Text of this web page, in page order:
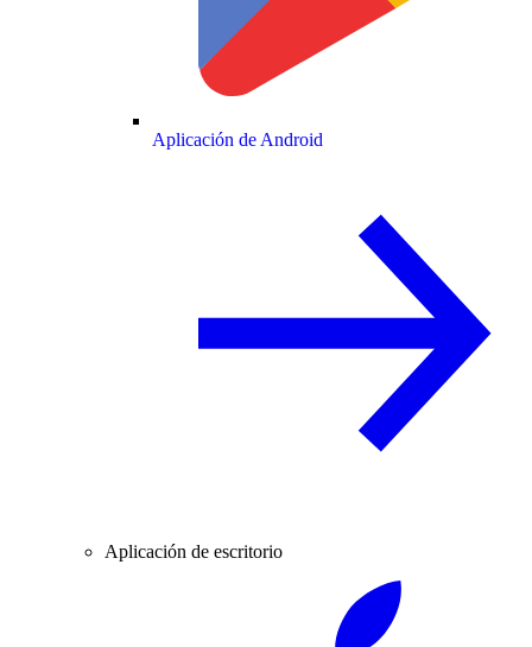
Aplicación de Android
Aplicación de escritorio